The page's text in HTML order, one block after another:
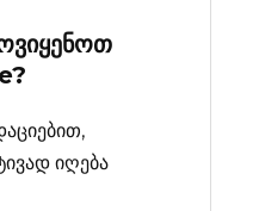
იღება